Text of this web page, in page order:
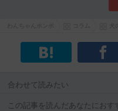
合わせて読みたい
この記事を読んだあなたにおす